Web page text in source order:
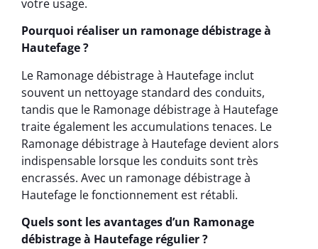
votre usage.
Pourquoi réaliser un ramonage débistrage à
Hautefage ?
Le Ramonage débistrage à Hautefage inclut
souvent un nettoyage standard des conduits,
tandis que le Ramonage débistrage à Hautefage
traite également les accumulations tenaces. Le
Ramonage débistrage à Hautefage devient alors
indispensable lorsque les conduits sont très
encrassés. Avec un ramonage débistrage à
Hautefage le fonctionnement est rétabli.
Quels sont les avantages d’un Ramonage
débistrage à Hautefage régulier ?